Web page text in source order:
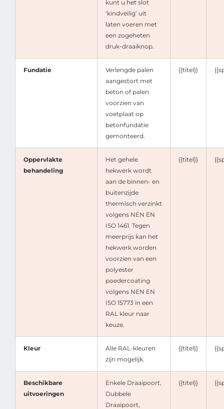
kunt u het slot
‘kindveilig’ uit
laten voeren met
een zogeheten
druk-draaiknop.
Fundatie
Verlengde palen
aangestort met
beton of palen
voorzien van
voetplaat op
betonfundatie
gemonteerd.
{{titel}}
Oppervlakte
behandeling
Het gehele
hekwerk wordt
aan de binnen- en
buitenzijde
thermisch verzinkt
volgens NEN EN
ISO 1461. Tegen
meerprijs kan het
hekwerk worden
voorzien van een
polyester
poedercoating
volgens NEN EN
ISO 15773 in een
RAL kleur naar
keuze.
{{titel}}
Kleur
Alle RAL-kleuren
zijn mogelijk.
{{titel}}
Beschikbare
uitvoeringen
Enkele Draaipoort,
Dubbele
Draaipoort,
{{titel}}